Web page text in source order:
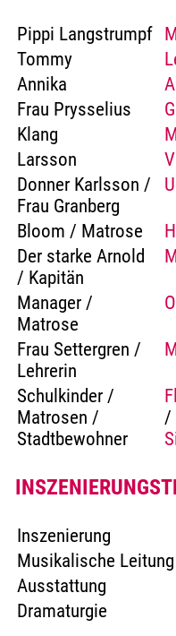
Pippi Langstrumpf
Tommy
Annika
Frau Prysselius
Klang
Larsson
Donner Karlsson /
Frau Granberg
Bloom / Matrose
Der starke Arnold
/ Kapitän
Manager /
Matrose
Frau Settergren /
Lehrerin
Schulkinder /
Matrosen /
Stadtbewohner
/
Inszenierung
Musikalische Leitung
Ausstattung
Dramaturgie